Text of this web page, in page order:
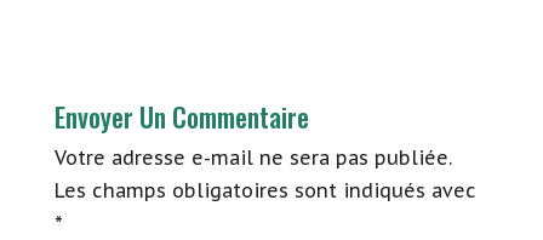
Envoyer Un Commentaire
Votre adresse e-mail ne sera pas publiée.
Les champs obligatoires sont indiqués avec
*